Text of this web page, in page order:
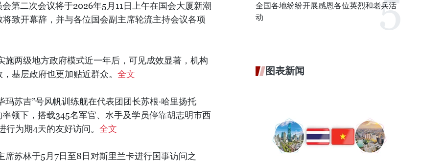
第二次会议将于2026年5月11日上午在国会大厦新潮
致开幕辞，并与各位国会副主席轮流主持会议各项
施两级地方政府模式近一年后，可见成效显著，机构
基层政府也更加贴近群众。 全文
玛苏吉”号风帆训练舰在代表团团长苏根·哈里扬托
率领下，搭载345名军官、水手及学员停靠胡志明市西
为期4天的友好访问。 全文
席苏林于5月7日至8日对斯里兰卡进行国事访问之
全国各地纷纷开展感恩各位英烈和老兵活
动
图表新闻